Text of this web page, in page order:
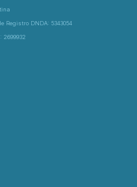
Registro DNDA: 5343054
2699932